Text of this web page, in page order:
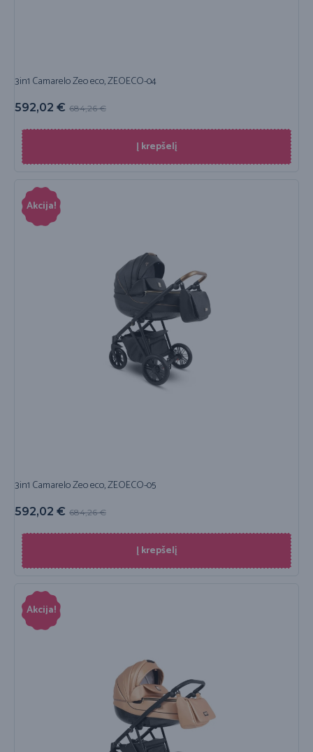
3in1 Camarelo Zeo eco, ZEOECO-04
684,26€
592,02 €
Į krepšelį
Akcija!
3in1 Camarelo Zeo eco, ZEOECO-05
684,26€
592,02 €
Į krepšelį
Akcija!